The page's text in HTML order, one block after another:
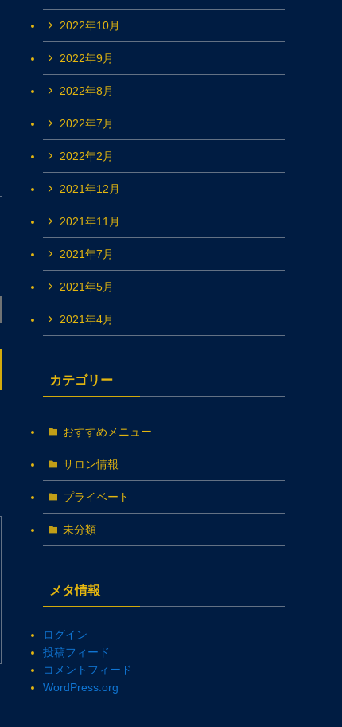
2022年10月
2022年9月
2022年8月
2022年7月
2022年2月
2021年12月
2021年11月
2021年7月
2021年5月
2021年4月
カテゴリー
おすすめメニュー
サロン情報
プライベート
未分類
メタ情報
ログイン
投稿フィード
コメントフィード
WordPress.org